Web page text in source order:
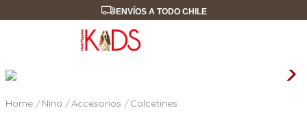
ENVÍOS A TODO CHILE
Nino Accesorios Calcetines